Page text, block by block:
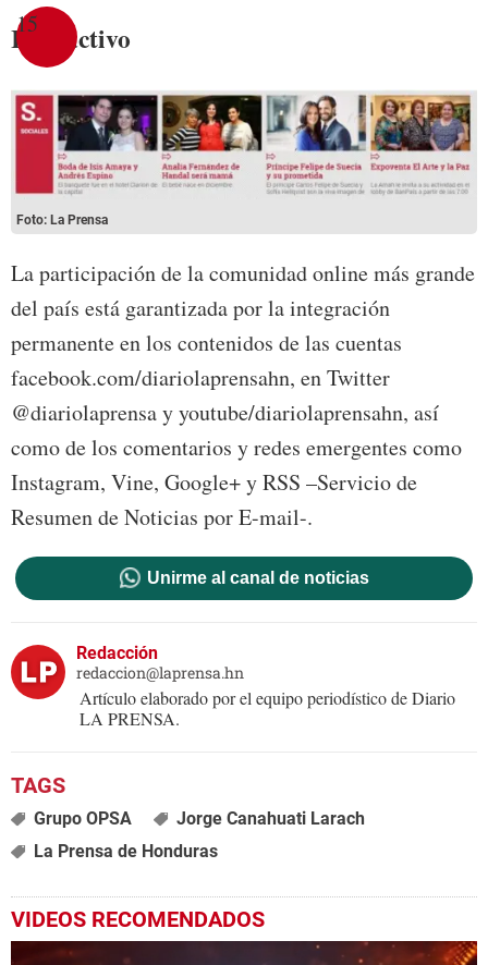
15
Interactivo
Foto: La Prensa
La participación de la comunidad online más grande
del país está garantizada por la integración
permanente en los contenidos de las cuentas
facebook.com/diariolaprensahn, en Twitter
@diariolaprensa y youtube/diariolaprensahn, así
como de los comentarios y redes emergentes como
Instagram, Vine, Google+ y RSS –Servicio de
Resumen de Noticias por E-mail-.
Unirme al canal de noticias
Redacción
redaccion@laprensa.hn
Artículo elaborado por el equipo periodístico de Diario
LA PRENSA.
Grupo OPSA
Jorge Canahuati Larach
La Prensa de Honduras
VIDEOS RECOMENDADOS